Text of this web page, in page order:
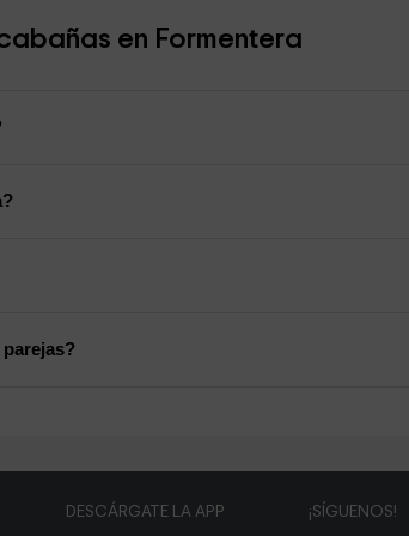
en Formentera
DESCÁRGATE LA APP ¡SÍGUENOS!